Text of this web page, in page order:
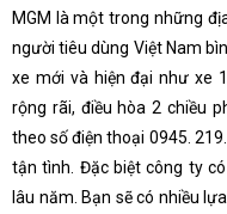
MGM là một trong những
người tiêu dùng Việt Nam
xe mới và hiện đại như xe
rộng rãi, điều hòa 2 chiều
theo số điện thoại 0945.
tận tình. Đặc biệt công ty
lâu năm. Bạn sẽ có nhiều